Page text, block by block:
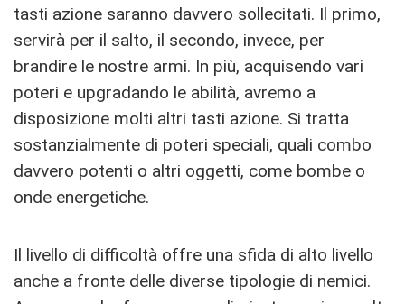
tasti azione saranno davvero sollecitati. Il primo,
servirà per il salto, il secondo, invece, per
brandire le nostre armi. In più, acquisendo vari
poteri e upgradando le abilità, avremo a
disposizione molti altri tasti azione. Si tratta
sostanzialmente di poteri speciali, quali combo
davvero potenti o altri oggetti, come bombe o
onde energetiche.
Il livello di difficoltà offre una sfida di alto livello
anche a fronte delle diverse tipologie di nemici.